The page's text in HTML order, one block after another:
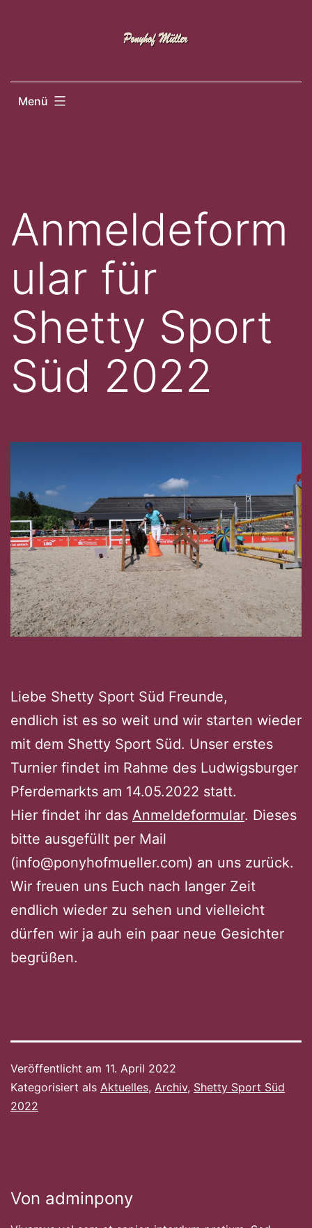
Menü
Anmeldeform
ular für
Shetty Sport
Süd 2022
Liebe Shetty Sport Süd Freunde,
endlich ist es so weit und wir starten wieder
mit dem Shetty Sport Süd. Unser erstes
Turnier findet im Rahme des Ludwigsburger
Pferdemarkts am 14.05.2022 statt.
Hier findet ihr das Anmeldeformular. Dieses
bitte ausgefüllt per Mail
(info@ponyhofmueller.com) an uns zurück.
Wir freuen uns Euch nach langer Zeit
endlich wieder zu sehen und vielleicht
dürfen wir ja auh ein paar neue Gesichter
begrüßen.
Veröffentlicht am 11. April 2022
Kategorisiert als Aktuelles, Archiv, Shetty Sport Süd
2022
Von adminpony